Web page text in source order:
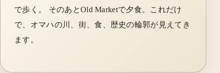
で歩く。 そのあとOld Marketで夕食。これだけ
で、オマハの川、街、食、歴史の輪郭が見えてき
ます。